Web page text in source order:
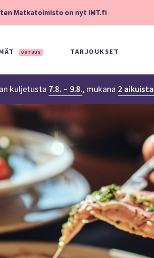
Matkatoimisto on nyt IMT.fi
UUTUUS TARJOUKSET
kuljetusta 7.8. – 9.8., mukana 2 aikuista